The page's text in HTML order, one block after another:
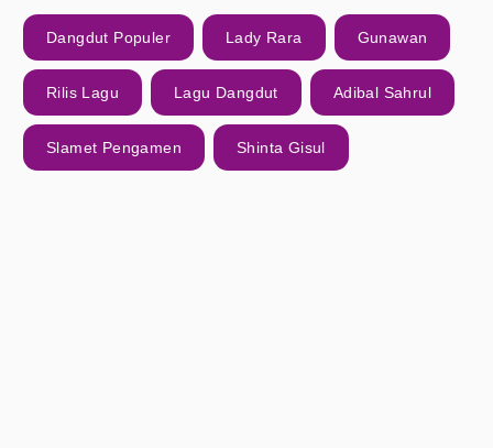
Dangdut Populer Lady Rara Gunawan
Rilis Lagu Lagu Dangdut Adibal Sahrul
Slamet Pengamen Shinta Gisul